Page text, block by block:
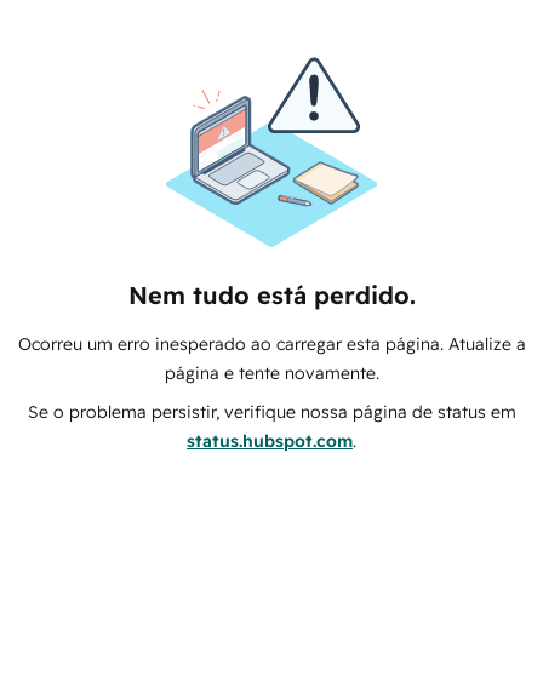
Nem tudo está perdido.
Ocorreu um erro inesperado ao carregar esta página. Atualize a
página e tente novamente.
Se o problema persistir, verifique nossa página de status em
status.hubspot.com.